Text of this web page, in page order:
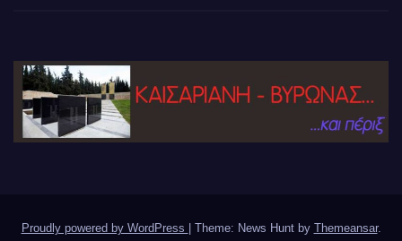
Proudly powered by WordPress | Theme: News Hunt by Themeansar.